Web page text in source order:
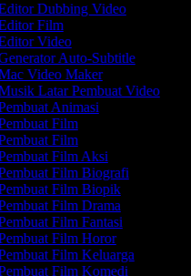
Dubbing Video
Film
Video
Auto-Subtitle
Video Maker
Latar Pembuat Video
Animasi
Film
Film
Film Aksi
Film Biografi
Film Biopik
Film Drama
Film Fantasi
Film Horor
Film Keluarga
Film Komedi